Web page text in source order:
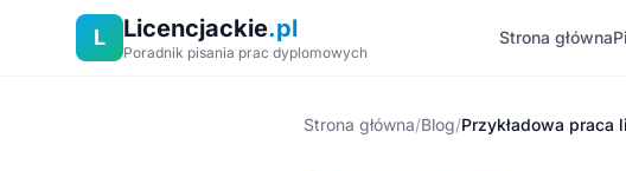
L Licencjackie.pl
Poradnik pisania prac dyplomowych
Strona główna
Strona główna/Blog/